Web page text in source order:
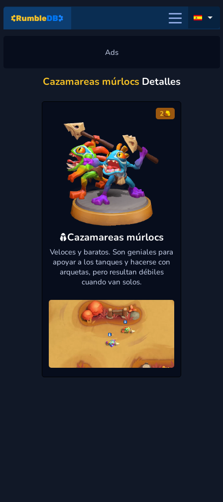
Cazamareas múrlocs Detalles
2
Cazamareas múrlocs
Veloces y baratos. Son geniales para
apoyar a los tanques y hacerse con
arquetas, pero resultan débiles
cuando van solos.